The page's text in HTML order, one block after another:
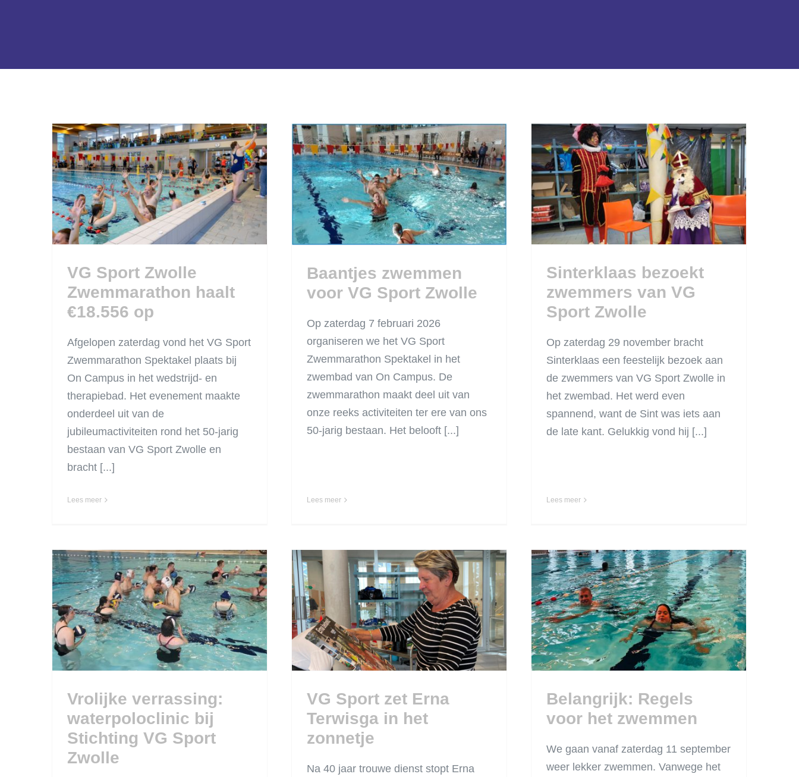
VG Sport Zwolle
Zwemmarathon haalt
€18.556 op
VG Sport Zwolle
Zwemmarathon haalt
€18.556 op
Afgelopen zaterdag vond het VG Sport
Zwemmarathon Spektakel plaats bij
On Campus in het wedstrijd- en
therapiebad. Het evenement maakte
onderdeel uit van de
jubileumactiviteiten rond het 50-jarig
bestaan van VG Sport Zwolle en
bracht [...]
Lees meer
Baantjes zwemmen
voor VG Sport
Zwolle
Baantjes zwemmen
voor VG Sport Zwolle
Op zaterdag 7 februari 2026
organiseren we het VG Sport
Zwemmarathon Spektakel in het
zwembad van On Campus. De
zwemmarathon maakt deel uit van
onze reeks activiteiten ter ere van ons
50-jarig bestaan. Het belooft [...]
Lees meer
Sinterklaas bezoekt
zwemmers van VG
Sport Zwolle
Sinterklaas bezoekt
zwemmers van VG
Sport Zwolle
Op zaterdag 29 november bracht
Sinterklaas een feestelijk bezoek aan
de zwemmers van VG Sport Zwolle in
het zwembad. Het werd even
spannend, want de Sint was iets aan
de late kant. Gelukkig vond hij [...]
Lees meer
Vrolijke verrassing:
waterpoloclinic bij
Stichting VG Sport
Zwolle
Vrolijke verrassing:
waterpoloclinic bij
Stichting VG Sport
Zwolle
VG Sport zet Erna
Terwisga in het
zonnetje
VG Sport zet Erna
Terwisga in het
zonnetje
Na 40 jaar trouwe dienst stopt Erna
Belangrijk: Regels
voor het zwemmen
Belangrijk: Regels
voor het zwemmen
We gaan vanaf zaterdag 11 september
weer lekker zwemmen. Vanwege het